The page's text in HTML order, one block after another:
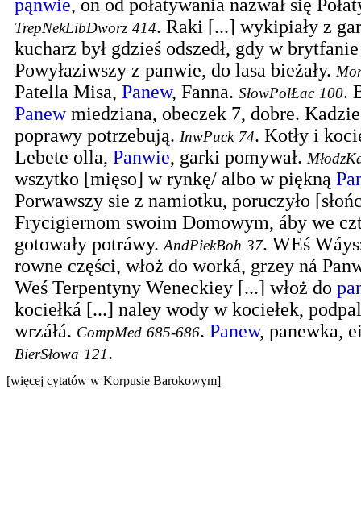
pąnwie, on od połatywania nazwał się
TrepNekLibDworz 414. Raki [...] wykipiały z
kucharz był gdzieś odszedł, gdy w brytfanie
Powyłaziwszy z panwie, do lasa bieżały.
Patella Misa, Panew, Fanna. SłowPolŁac 100.
Panewmiedziana, obeczek 7, dobre.
poprawy potrzebują. InwPuck 74. Kotły i
Lebete olla, Panwie, garki pomywał.
wszytko [mięso] w rynkę/ albo w piękną
Porwawszy sie z namiotku, poruczyło
Frycigiernom swoim Domowym, áby we
gotowały potráwy. AndPiekBoh 37. WEś
rowne części, włoż do worká, grzey ná
Weś Terpentyny Weneckiey [...] włoż do
kociełká [...] naley wody w kociełek,
wrzáłá. CompMed 685-686. Panew, panewka,
BierSłowa 121.
[więcej cytatów w Korpusie Barokowym]